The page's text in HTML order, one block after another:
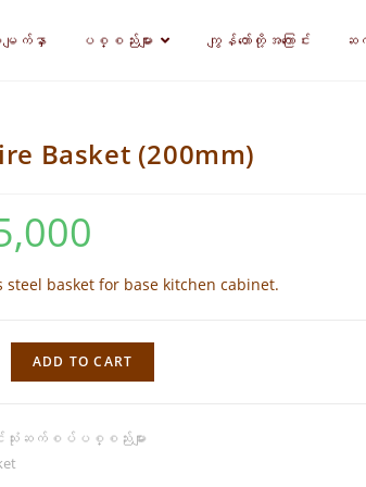
ျက်နှာ ပစ္စည်းများ ကျွန်တော်တို့အကြောင်း ဆ
Basket (200mm)
steel basket for base kitchen cabinet.
ADD TO CART
ာင်သုံးဆက်စပ်ပစ္စည်းများ